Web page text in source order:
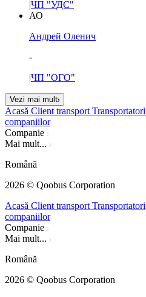
|ЧП "УДС"
АО
Андрей Оленич
-
|ЧП "ОГО"
Vezi mai mult
Acasă Client transport Transportatori
companiilor
Companie
Mai mult...
Română
2026 © Qoobus Corporation
Acasă Client transport Transportatori
companiilor
Companie
Mai mult...
Română
2026 © Qoobus Corporation